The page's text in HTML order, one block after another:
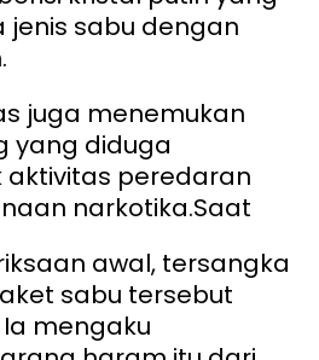
jenis sabu dengan
juga menemukan
yang diduga
aktivitas peredaran
narkotika.Saat
awal, tersangka
sabu tersebut
mengaku